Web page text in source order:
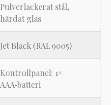
Pulverlackerat stål,
härdat glas
Jet Black (RAL 9005)
Kontrollpanel: 1×
AAA‑batteri